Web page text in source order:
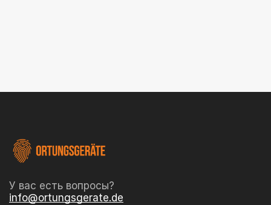
У вас есть вопросы?
info@ortungsgerate.de